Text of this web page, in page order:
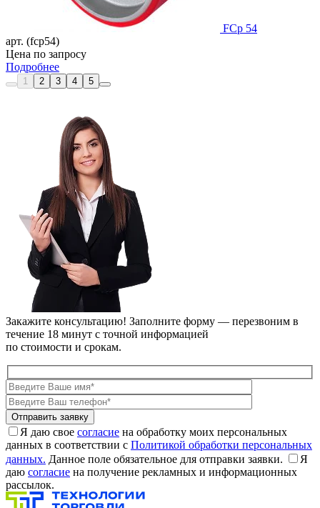
FCp 54
арт. (fcp54)
Цена по запросу
Подробнее
1 2 3 4 5
Закажите консультацию! Заполните форму — перезвоним в
течение 18 минут с точной информацией
по стоимости и срокам.
Я даю свое согласие на обработку моих персональных
данных в соответствии с Политикой обработки персональных
данных. Данное поле обязательное для отправки заявки.
Я
даю согласие на получение рекламных и информационных
рассылок.